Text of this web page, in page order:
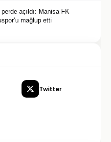
açıldı: Manisa FK
mağlup etti
Twitter